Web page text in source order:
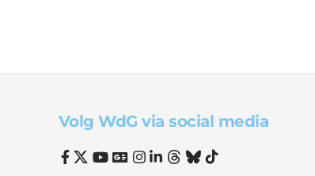
Volg WdG via social media